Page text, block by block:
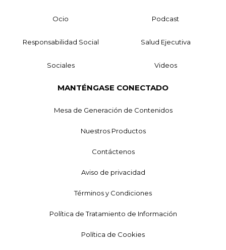
Ocio Podcast
Responsabilidad Social Salud Ejecutiva
Sociales Videos
MANTÉNGASE CONECTADO
Mesa de Generación de Contenidos
Nuestros Productos
Contáctenos
Aviso de privacidad
Términos y Condiciones
Política de Tratamiento de Información
Política de Cookies